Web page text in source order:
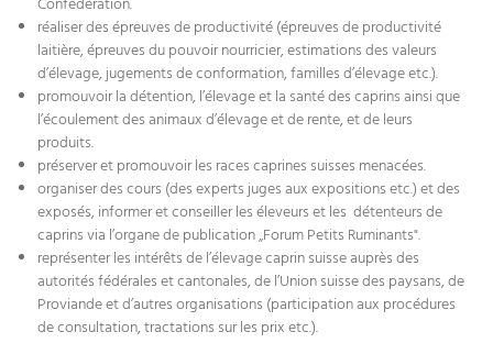
Confédération.
réaliser des épreuves de productivité (épreuves de productivité
laitière, épreuves du pouvoir nourricier, estimations des valeurs
d’élevage, jugements de conformation, familles d’élevage etc.).
promouvoir la détention, l’élevage et la santé des caprins ainsi que
l’écoulement des animaux d’élevage et de rente, et de leurs
produits.
préserver et promouvoir les races caprines suisses menacées.
organiser des cours (des experts juges aux expositions etc.) et des
exposés, informer et conseiller les éleveurs et les détenteurs de
caprins via l’organe de publication „Forum Petits Ruminants".
représenter les intérêts de l’élevage caprin suisse auprès des
autorités fédérales et cantonales, de l’Union suisse des paysans, de
Proviande et d’autres organisations (participation aux procédures
de consultation, tractations sur les prix etc.).